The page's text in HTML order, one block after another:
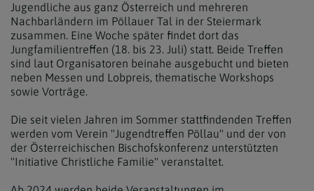
Jugendliche aus ganz Österreich und mehreren
Nachbarländern im Pöllauer Tal in der Steiermark
zusammen. Eine Woche später findet dort das
Jungfamilientreffen (18. bis 23. Juli) statt. Beide Treffen
sind laut Organisatoren beinahe ausgebucht und bieten
neben Messen und Lobpreis, thematische Workshops
sowie Vorträge.
Die seit vielen Jahren im Sommer stattfindenden Treffen
werden vom Verein "Jugendtreffen Pöllau" und der von
der Österreichischen Bischofskonferenz unterstützten
"Initiative Christliche Familie" veranstaltet.